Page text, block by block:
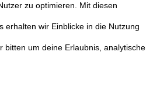
zu optimieren. Mit diesen
erhalten wir Einblicke in die Nutzung
bitten um deine Erlaubnis, analytische